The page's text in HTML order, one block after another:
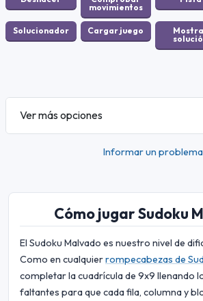
Ver más opciones
Informar un problema
Cómo jugar Sudoku
El Sudoku Malvado es nuestro nivel de
Como en cualquierrompecabezas de
completar la cuadrícula de 9x9 llenando
faltantes para que cada fila, columna y